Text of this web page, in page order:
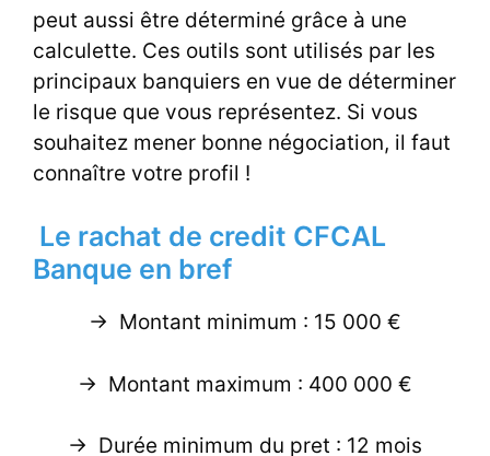
peut aussi être déterminé grâce à une
calculette. Ces outils sont utilisés par les
principaux banquiers en vue de déterminer
le risque que vous représentez. Si vous
souhaitez mener bonne négociation, il faut
connaître votre profil !
Le rachat de credit CFCAL
Banque en bref
-> Montant minimum : 15 000 €
-> Montant maximum : 400 000 €
-> Durée minimum du pret : 12 mois